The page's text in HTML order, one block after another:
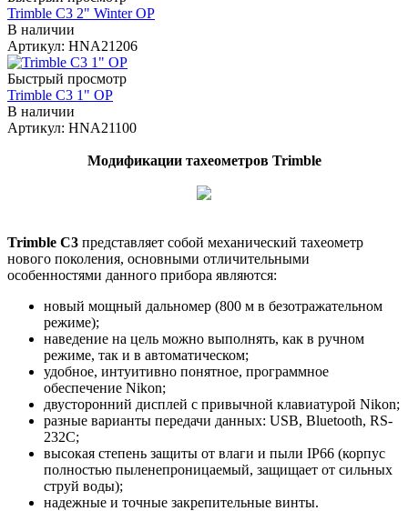
Trimble C3 2" Winter OP
В наличии
Артикул: HNA21206
Быстрый просмотр
Trimble C3 1" OP
В наличии
Артикул: HNA21100
Модификации тахеометров Trimble
Trimble C3 представляет собой механический тахеометр
нового поколения, основными отличительными
особенностями данного прибора являются:
новый мощный дальномер (800 м в безотражательном
режиме);
наведение на цель можно выполнять, как в ручном
режиме, так и в автоматическом;
удобное, интуитивно понятное, программное
обеспечение Nikon;
двусторонний дисплей с привычной клавиатурой Nikon;
разные варианты передачи данных: USB, Bluetooth, RS-
232C;
высокая степень защиты от влаги и пыли IP66 (корпус
полностью пыленепроницаемый, защищает от сильных
струй воды);
надежные и точные закрепительные винты.